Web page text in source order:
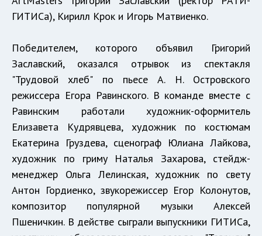
ГИТИСа), Кирилл Крок и Игорь Матвиенко.
Победителем, которого объявил Григорий
Заславский, оказался отрывок из спектакля
"Трудовой хлеб" по пьесе А. Н. Островского
режиссера Егора Равинского. В команде вместе с
Равинским работали художник-оформитель
Елизавета Кудрявцева, художник по костюмам
Екатерина Груздева, сценограф Юлиана Лайкова,
художник по гриму Наталья Захарова, стейдж-
менеджер Ольга Лелинская, художник по свету
Антон Гордиенко, звукорежиссер Егор Колонутов,
композитор популярной музыки Алексей
Пшеничкин. В действе сыграли выпускники ГИТИСа,